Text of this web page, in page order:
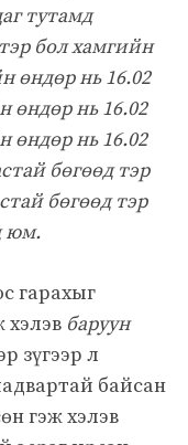
тутамд
бол хамгийн
өндөр нь 16.02
өндөр нь 16.02
өндөр нь 16.02
бөгөөд тэр
бөгөөд тэр
юм.
гарахыг
хэлэв баруун
зүгээр л
байсан
гэж хэлэв